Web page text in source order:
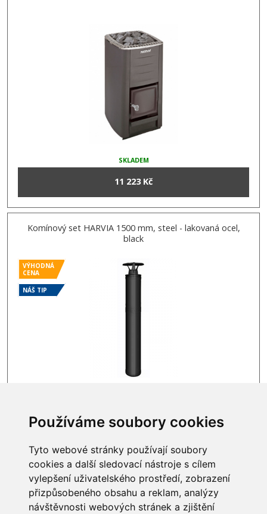
Používáme soubory cookies
Tyto webové stránky používají soubory
cookies a další sledovací nástroje s cílem
vylepšení uživatelského prostředí, zobrazení
přizpůsobeného obsahu a reklam, analýzy
návštěvnosti webových stránek a zjištění
SKLADEM
11 223 Kč
Komínový set HARVIA 1500 mm, steel - lakovaná ocel,
black
VÝHODNÁ
CENA
NÁŠ TIP
17 042 Kč
INFORMACE